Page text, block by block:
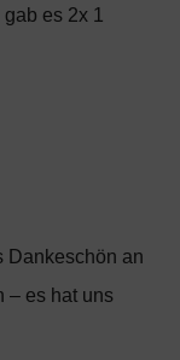
es 2x 1
Dankeschön an
– es hat uns